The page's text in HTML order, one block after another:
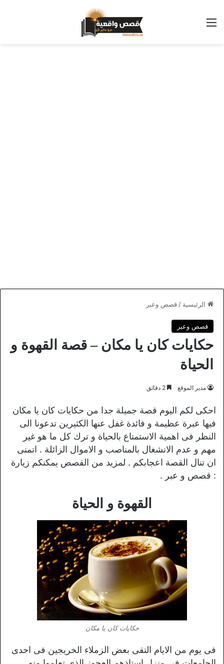
القائمة
الرئيسية / قصص وعبر
قصص وعبر
حكايات كان يا مكان – قصة القهوة و
الحياة
مدير الموقع
احكى لكم اليوم قصة جميلة جدا من حكايات كان يا مكان
فيها عبرة عظيمة و فائدة غفل عنها الكثيرين تدعونا الى
النظر فى اهمية الاستمتاع بالحياة و ترك كل ما هو غير
مهم و عدم الانشغال بالمناصب و الاموال الزائلة . اتمنى
ان تنال القصة اعجابكم . لمزيد من القصص يمكنكم زيارة
: قصص و عبر .
القهوة و الحياة
حكايات كان يا مكان
فى يوم من الايام التقى بعض الزملاء الخريجين فى احدى